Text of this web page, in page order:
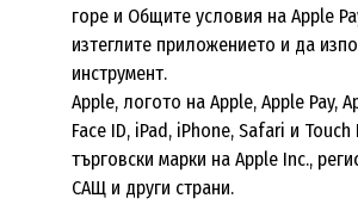
горе и Общите условия на Apple
изтеглите приложението и да
инструмент.
Apple, логото на Apple, Apple Pay,
Face ID, iPad, iPhone, Safari и Touch
търговски марки на Apple Inc.,
САЩ и други страни.